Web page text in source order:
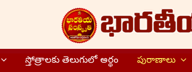
స్తోత్రాలకు తెలుగులో అర్థం పురాణాలు